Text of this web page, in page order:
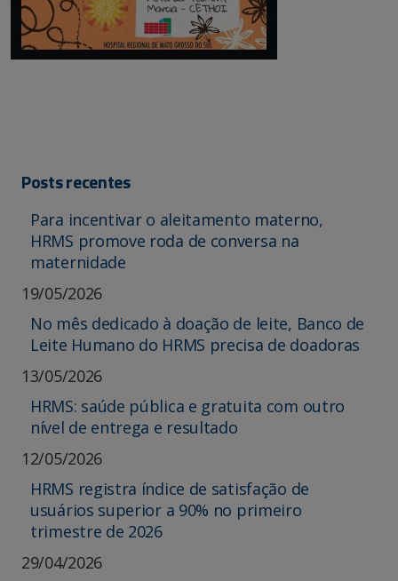
Posts recentes
Para incentivar o aleitamento materno,
HRMS promove roda de conversa na
maternidade
19/05/2026
No mês dedicado à doação de leite, Banco de
Leite Humano do HRMS precisa de doadoras
13/05/2026
HRMS: saúde pública e gratuita com outro
nível de entrega e resultado
12/05/2026
HRMS registra índice de satisfação de
usuários superior a 90% no primeiro
trimestre de 2026
29/04/2026